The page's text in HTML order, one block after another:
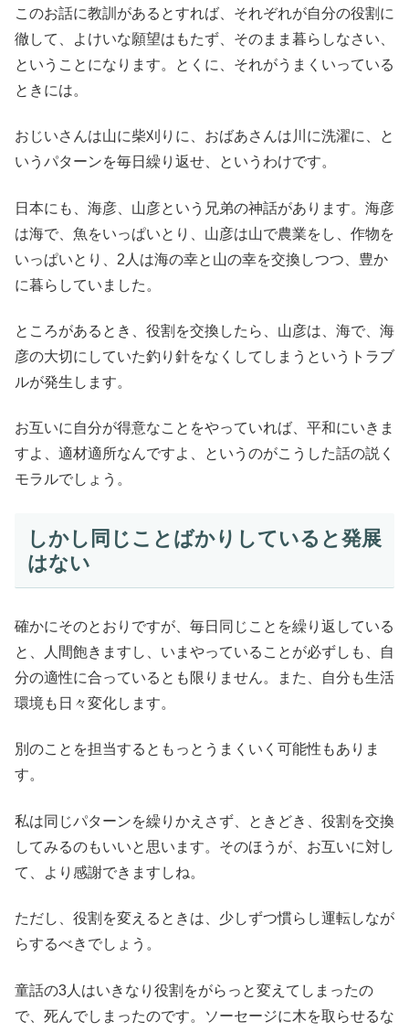
このお話に教訓があるとすれば、それぞれが自分の役割に
徹して、よけいな願望はもたず、そのまま暮らしなさい、
ということになります。とくに、それがうまくいっている
ときには。
おじいさんは山に柴刈りに、おばあさんは川に洗濯に、と
いうパターンを毎日繰り返せ、というわけです。
日本にも、海彦、山彦という兄弟の神話があります。海彦
は海で、魚をいっぱいとり、山彦は山で農業をし、作物を
いっぱいとり、2人は海の幸と山の幸を交換しつつ、豊か
に暮らしていました。
ところがあるとき、役割を交換したら、山彦は、海で、海
彦の大切にしていた釣り針をなくしてしまうというトラブ
ルが発生します。
お互いに自分が得意なことをやっていれば、平和にいきま
すよ、適材適所なんですよ、というのがこうした話の説く
モラルでしょう。
しかし同じことばかりしていると発展
はない
確かにそのとおりですが、毎日同じことを繰り返している
と、人間飽きますし、いまやっていることが必ずしも、自
分の適性に合っているとも限りません。また、自分も生活
環境も日々変化します。
別のことを担当するともっとうまくいく可能性もありま
す。
私は同じパターンを繰りかえさず、ときどき、役割を交換
してみるのもいいと思います。そのほうが、お互いに対し
て、より感謝できますしね。
ただし、役割を変えるときは、少しずつ慣らし運転しなが
らするべきでしょう。
童話の3人はいきなり役割をがらっと変えてしまったの
で、死んでしまったのです。ソーセージに木を取らせるな